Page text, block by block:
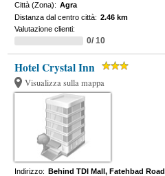
Città (Zona): Agra
Distanza dal centro città: 2.46 km
Valutazione clienti:
0/ 10
Hotel Crystal Inn
Visualizza sulla mappa
Indirizzo: Behind TDI Mall, Fatehbad Road